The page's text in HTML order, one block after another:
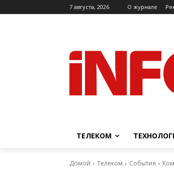
7 августа, 2026 O журнале
ТЕЛЕКОМ
Домой Телеком События